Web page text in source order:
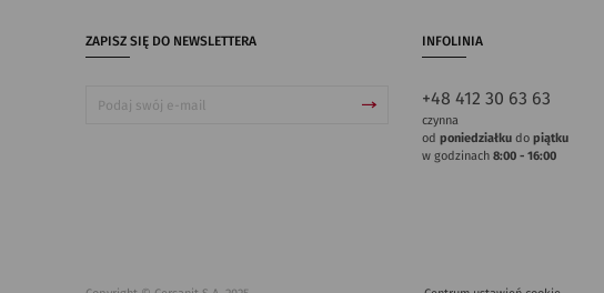
ZAPISZ SIĘ DO NEWSLETTERA INFOLINIA
+48 412 30 63 63
czynna
od poniedziałkudo piątku
w godzinach 8:00 - 16:00